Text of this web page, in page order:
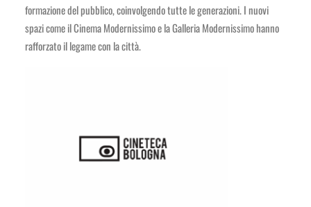
formazione del pubblico, coinvolgendo tutte le generazioni. I nuovi
spazi come il Cinema Modernissimo e la Galleria Modernissimo hanno
rafforzato il legame con la città.